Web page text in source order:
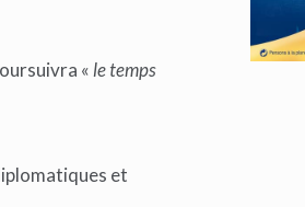
«le temps
et